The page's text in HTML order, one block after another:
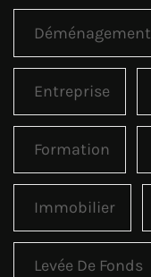
Déménagement
Entreprise
Formation
Immobilier
Levée De Fonds